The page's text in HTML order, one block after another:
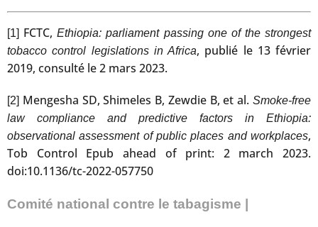
[1] FCTC,Ethiopia: parliament passing one of the strongest
tobacco control legislations in Africa, publié le 13 février
2019, consulté le 2 mars 2023.
[2] Mengesha SD, Shimeles B, Zewdie B, et al. Smoke-free
law compliance and predictive factors in Ethiopia:
observational assessment of public places and workplaces,
Tob Control Epub ahead of print: 2 march 2023.
doi:10.1136/tc-2022-057750
Comité national contre le tabagisme |